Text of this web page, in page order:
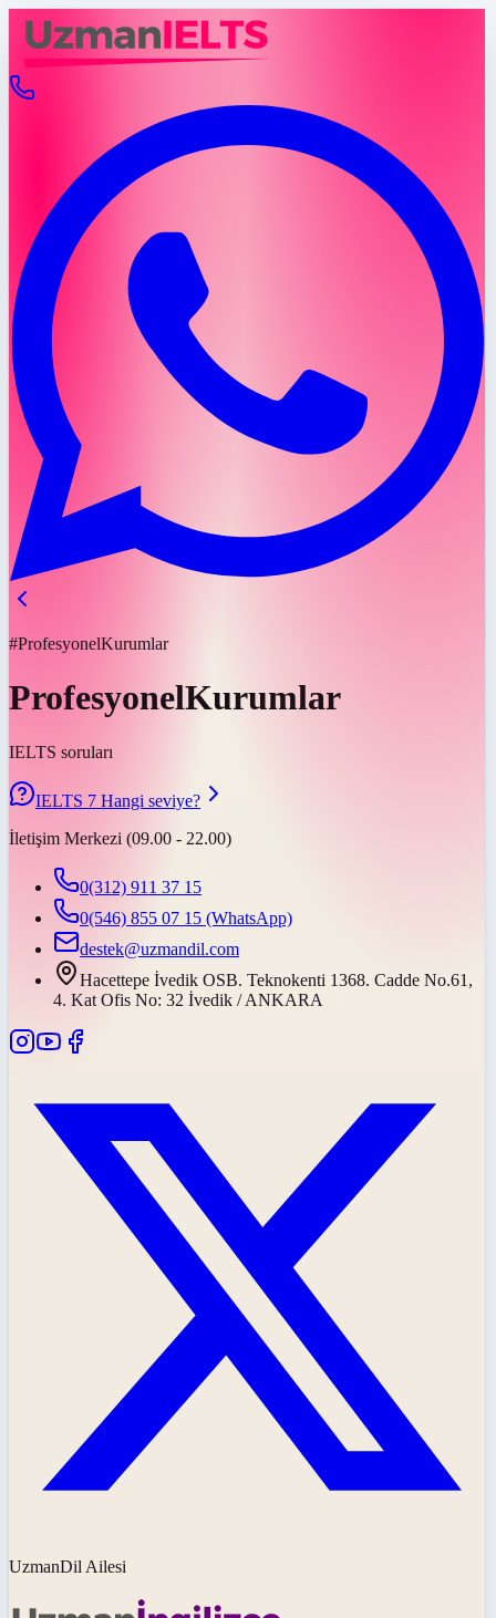
#ProfesyonelKurumlar
ProfesyonelKurumlar
IELTS soruları
IELTS 7 Hangi seviye?
İletişim Merkezi (09.00 - 22.00)
0(312) 911 37 15
0(546) 855 07 15 (WhatsApp)
destek@uzmandil.com
Hacettepe İvedik OSB. Teknokenti 1368. Cadde No.61,
4. Kat Ofis No: 32 İvedik / ANKARA
UzmanDil Ailesi